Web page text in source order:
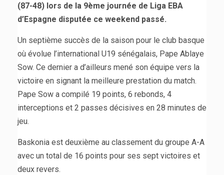
(87-48) lors de la 9ème journée de Liga EBA
d’Espagne disputée ce weekend passé.
Un septième succès de la saison pour le club basque
où évolue l’international U19 sénégalais, Pape Ablaye
Sow. Ce dernier a d’ailleurs mené son équipe vers la
victoire en signant la meilleure prestation du match.
Pape Sow a compilé 19 points, 6 rebonds, 4
interceptions et 2 passes décisives en 28 minutes de
jeu.
Baskonia est deuxième au classement du groupe A-A
avec un total de 16 points pour ses sept victoires et
deux revers.